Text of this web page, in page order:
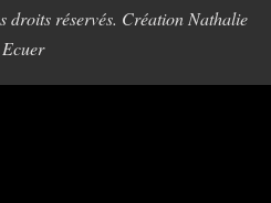
réservés. Création Nathalie
Ecuer